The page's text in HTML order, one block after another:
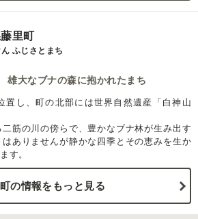
里町
ふじさとまち
大なブナの森に抱かれたまち
置し、町の北部には世界自然遺産「白神山
筋の川の傍らで、豊かなブナ林が生み出す
ありませんが静かな四季とその恵みを生か
す。
の情報をもっと見る